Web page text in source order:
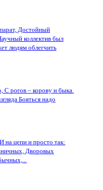
Достойный
коллектив был
людям облегчить
С рогов – корову и быка.
Бояться надо
на цепи и просто так:
Дворовых